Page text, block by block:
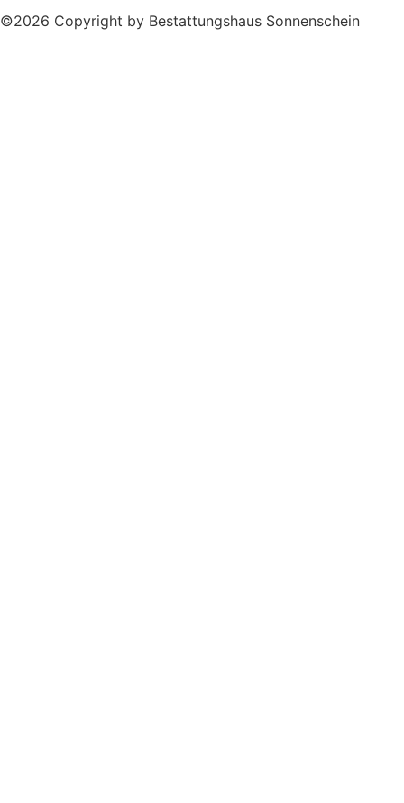
©2026 Copyright by Bestattungshaus Sonnenschein